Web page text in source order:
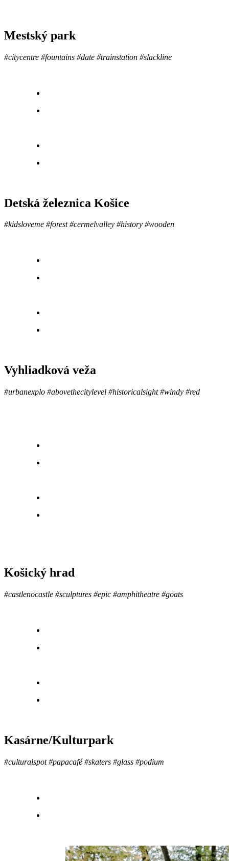
Mestský park
#citycentre #fountains #date #trainstation #slackline
Detská železnica Košice
#kidsloveme #forest #cermelvalley #history #wooden
Vyhliadková veža
#urbanexplo #abovethecitylevel #historicalsight #windy #red
Košický hrad
#castlenocastle #sculptures #epic #amphitheatre #goats
Kasárne/Kulturpark
#culturalspot #papacafé #skaters #glass #podium